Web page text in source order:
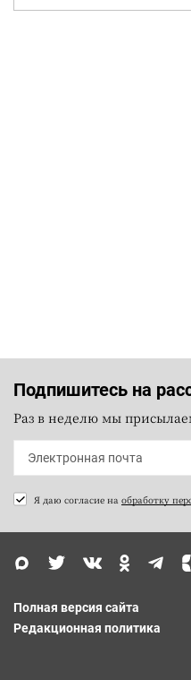
Подпишитесь на
Раз в неделю мы
Я даю согласие на обработку
Полная версия сайта
Редакционная политика